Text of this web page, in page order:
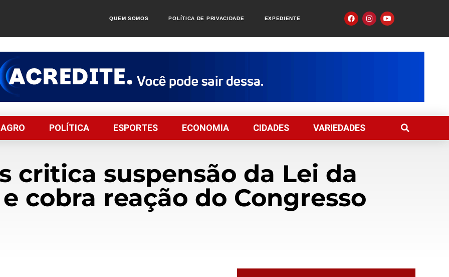
QUEM SOMOS POLÍTICA DE PRIVACIDADE EXPEDIENTE
AGRO POLÍTICA ESPORTES ECONOMIA CIDADES VARIEDADES
critica suspensão da Lei da
cobra reação do Congresso